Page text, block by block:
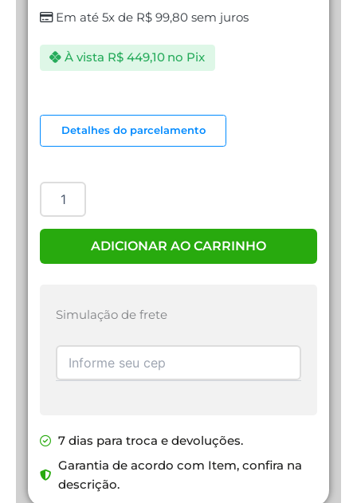
Em até 5x de R$99,80sem juros
À vista R$449,10 no Pix
Detalhes do parcelamento
GAMER
MT-
quantidade
ADICIONAR AO CARRINHO
Simulação de frete
7 dias para troca e devoluções.
Garantia de acordo com Item, confira na
descrição.